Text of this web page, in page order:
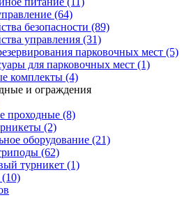
(64)
безопасности (89)
управления (31)
парковочных мест (5)
для парковочных мест (1)
комплекты (4)
и ограждения
проходные (8)
(2)
оборудование (21)
(62)
турникет (1)
(10)